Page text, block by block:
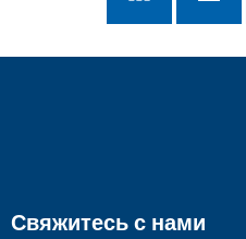
Свяжитесь с нами